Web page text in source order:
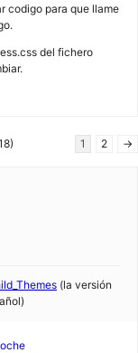
codigo para que llame
del fichero
1 2 →
(la versión